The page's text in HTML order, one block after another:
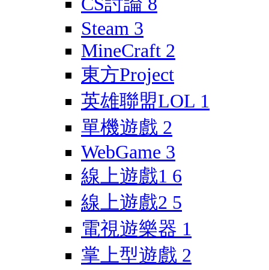
Steam 3
MineCraft 2
東方Project
英雄聯盟LOL 1
單機遊戲 2
WebGame 3
線上遊戲1 6
線上遊戲2 5
電視遊樂器 1
掌上型遊戲 2